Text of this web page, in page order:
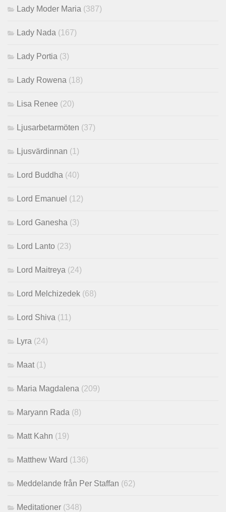
Lady Moder Maria (387)
Lady Nada (167)
Lady Portia (3)
Lady Rowena (18)
Lisa Renee (20)
Ljusarbetarmöten (37)
Ljusvärdinnan (1)
Lord Buddha (40)
Lord Emanuel (12)
Lord Ganesha (3)
Lord Lanto (23)
Lord Maitreya (24)
Lord Melchizedek (68)
Lord Shiva (11)
Lyra (24)
Maat (1)
Maria Magdalena (209)
Maryann Rada (8)
Matt Kahn (19)
Matthew Ward (136)
Meddelande från Per Staffan (62)
Meditationer (348)